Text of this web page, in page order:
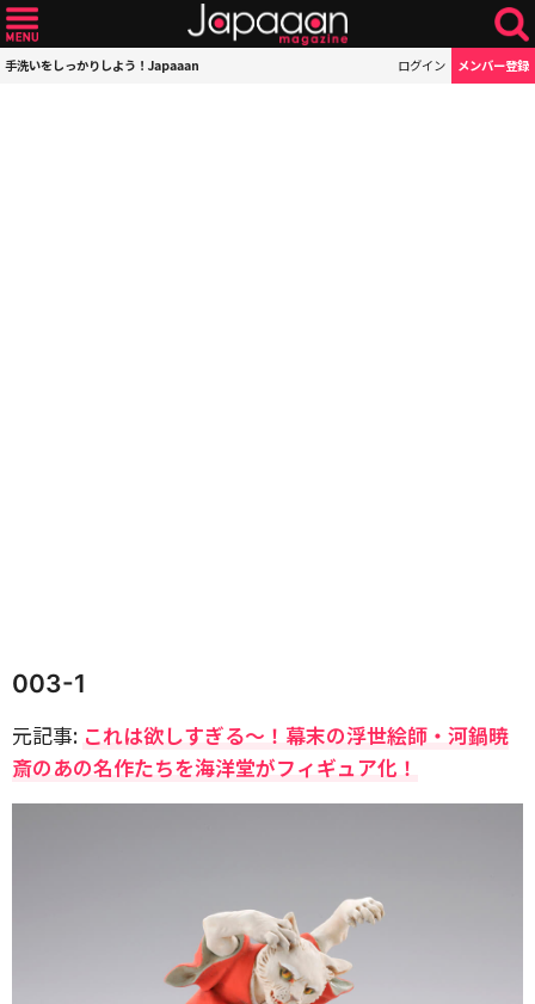
手洗いをしっかりしよう！Japaaan ログイン メンバー登録
003-1
元記事: これは欲しすぎる〜！幕末の浮世絵師・河鍋暁
斎のあの名作たちを海洋堂がフィギュア化！